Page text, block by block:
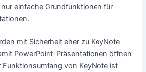
einfache Grundfunktionen für
mit Sicherheit eher zu KeyNote
PowerPoint-Präsentationen öffnen
Funktionsumfang von KeyNote ist